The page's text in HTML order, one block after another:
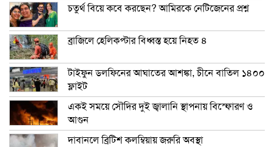
চতুর্থ বিয়ে কবে করছেন? আমিরকে নেটিজেনের প্রশ্ন
ব্রাজিলে হেলিকপ্টার বিধ্বস্ত হয়ে নিহত ৪
টাইফুন ডলফিনের আঘাতের আশঙ্কা, চীনে বাতিল ১৪০০
ফ্লাইট
একই সময়ে সৌদির দুই জ্বালানি স্থাপনায় বিস্ফোরণ ও
আগুন
দাবানলে ব্রিটিশ কলম্বিয়ায় জরুরি অবস্থা